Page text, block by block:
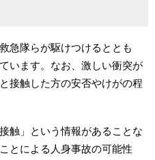
急隊らが駆けつけるととも
います。なお、激しい衝突が
接触した方の安否やけがの程
触」という情報があることな
とによる人身事故の可能性